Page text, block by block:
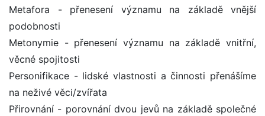
Metafora - přenesení významu na základě vnější
podobnosti
Metonymie - přenesení významu na základě vnitřní,
věcné spojitosti
Personifikace - lidské vlastnosti a činnosti přenášíme
na neživé věci/zvířata
Přirovnání - porovnání dvou jevů na základě společné